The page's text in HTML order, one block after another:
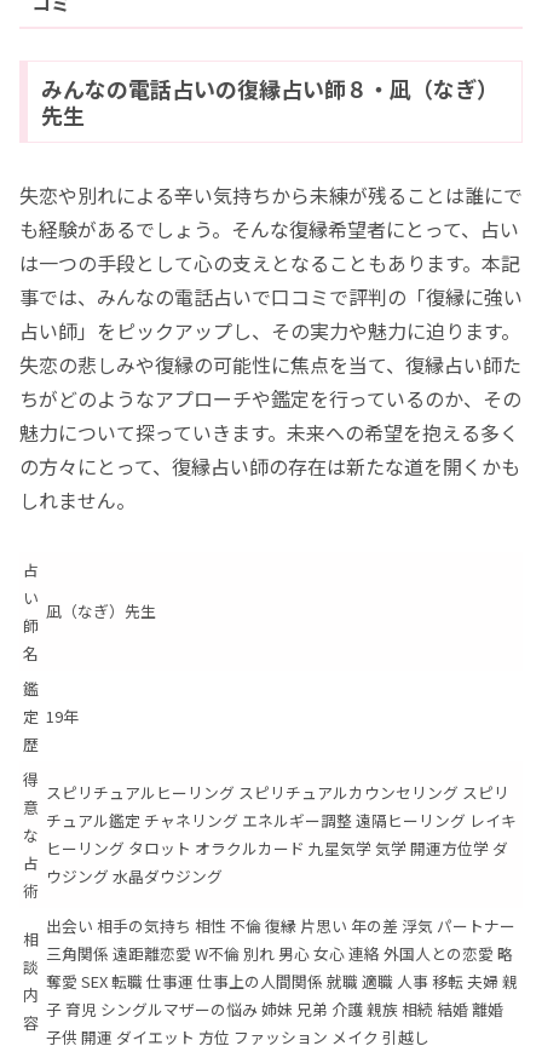
みんなの電話占いの復縁占い師８・凪（なぎ）
先生
失恋や別れによる辛い気持ちから未練が残ることは誰にで
も経験があるでしょう。そんな復縁希望者にとって、占い
は一つの手段として心の支えとなることもあります。本記
事では、みんなの電話占いで口コミで評判の「復縁に強い
占い師」をピックアップし、その実力や魅力に迫ります。
失恋の悲しみや復縁の可能性に焦点を当て、復縁占い師た
ちがどのようなアプローチや鑑定を行っているのか、その
魅力について探っていきます。未来への希望を抱える多く
の方々にとって、復縁占い師の存在は新たな道を開くかも
しれません。
占
い
師
名
凪（なぎ）先生
鑑
定
歴
19年
得
意
な
占
術
スピリチュアルヒーリング スピリチュアルカウンセリング スピリ
チュアル鑑定 チャネリング エネルギー調整 遠隔ヒーリング レイキ
ヒーリング タロット オラクルカード 九星気学 気学 開運方位学 ダ
ウジング 水晶ダウジング
相
談
内
容
出会い 相手の気持ち 相性 不倫 復縁 片思い 年の差 浮気 パートナー
三角関係 遠距離恋愛 W不倫 別れ 男心 女心 連絡 外国人との恋愛 略
奪愛 SEX 転職 仕事運 仕事上の人間関係 就職 適職 人事 移転 夫婦 親
子 育児 シングルマザーの悩み 姉妹 兄弟 介護 親族 相続 結婚 離婚
子供 開運 ダイエット 方位 ファッション メイク 引越し